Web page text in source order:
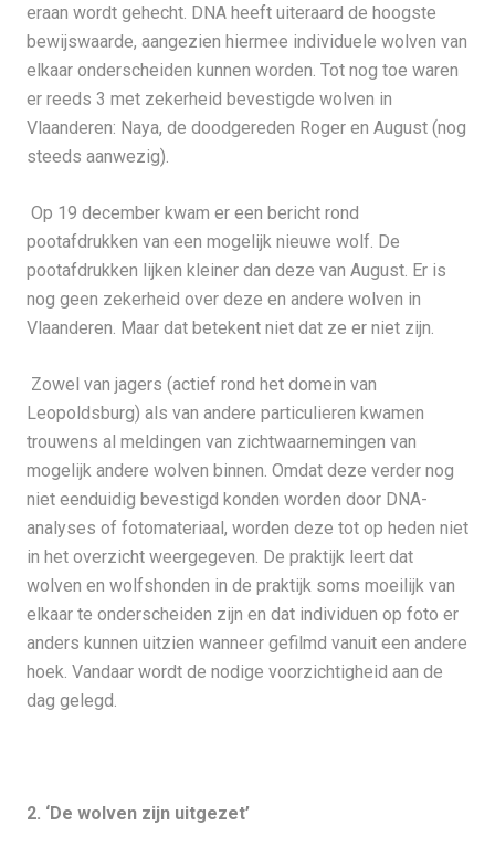
eraan wordt gehecht. DNA heeft uiteraard de hoogste
bewijswaarde, aangezien hiermee individuele wolven van
elkaar onderscheiden kunnen worden. Tot nog toe waren
er reeds 3 met zekerheid bevestigde wolven in
Vlaanderen: Naya, de doodgereden Roger en August (nog
steeds aanwezig).
Op 19 december kwam er een bericht rond
pootafdrukken van een mogelijk nieuwe wolf. De
pootafdrukken lijken kleiner dan deze van August. Er is
nog geen zekerheid over deze en andere wolven in
Vlaanderen. Maar dat betekent niet dat ze er niet zijn.
Zowel van jagers (actief rond het domein van
Leopoldsburg) als van andere particulieren kwamen
trouwens al meldingen van zichtwaarnemingen van
mogelijk andere wolven binnen. Omdat deze verder nog
niet eenduidig bevestigd konden worden door DNA-
analyses of fotomateriaal, worden deze tot op heden niet
in het overzicht weergegeven. De praktijk leert dat
wolven en wolfshonden in de praktijk soms moeilijk van
elkaar te onderscheiden zijn en dat individuen op foto er
anders kunnen uitzien wanneer gefilmd vanuit een andere
hoek. Vandaar wordt de nodige voorzichtigheid aan de
dag gelegd.
2. ‘De wolven zijn uitgezet’